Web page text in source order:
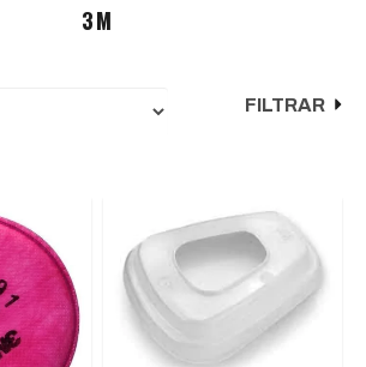
3M
FILTRAR